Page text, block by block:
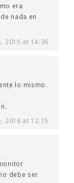
era
nada en
2015 at 14:36
lo mismo.
2016 at 12:15
debe ser